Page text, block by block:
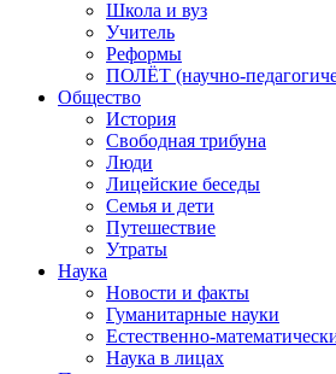
Школа и вуз
Учитель
Реформы
ПОЛЁТ (научно-
Общество
История
Свободная трибуна
Люди
Лицейские беседы
Семья и дети
Путешествие
Утраты
Наука
Новости и факты
Гуманитарные науки
Естественно-
Наука в лицах